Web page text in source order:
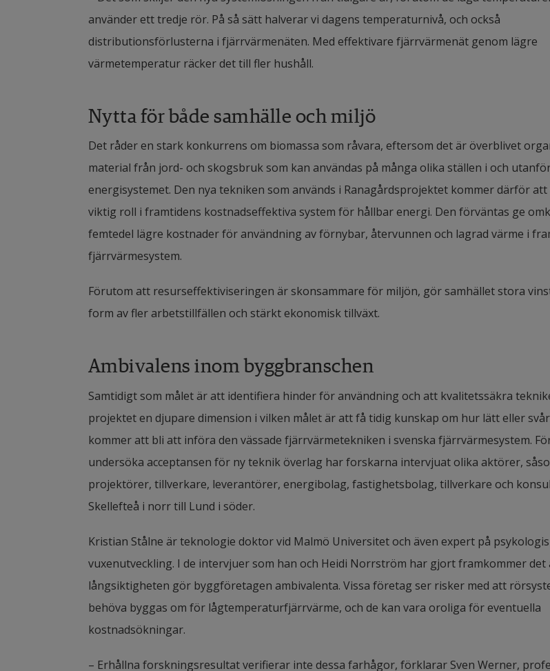
använder ett tredje rör. På så sätt halverar vi dagens temperaturnivå, och också
distributionsförlusterna i fjärrvärmenäten. Med effektivare fjärrvärmenät genom lägre
värmetemperatur räcker det till fler hushåll.
Nytta för både samhälle och miljö
Det råder en stark konkurrens om biomassa som råvara, eftersom det är överblivet
material från jord- och skogsbruk som kan användas på många olika ställen i och
energisystemet. Den nya tekniken som används i Ranagårdsprojektet kommer därför att
viktig roll i framtidens kostnadseffektiva system för hållbar energi. Den förväntas ge
femtedel lägre kostnader för användning av förnybar, återvunnen och lagrad värme i
fjärrvärmesystem.
Förutom att resurseffektiviseringen är skonsammare för miljön, gör samhället stora
form av fler arbetstillfällen och stärkt ekonomisk tillväxt.
Ambivalens inom byggbranschen
Samtidigt som målet är att identifiera hinder för användning och att kvalitetssäkra
projektet en djupare dimension i vilken målet är att få tidig kunskap om hur lätt eller
kommer att bli att införa den vässade fjärrvärmetekniken i svenska fjärrvärmesystem.
undersöka acceptansen för ny teknik överlag har forskarna intervjuat olika aktörer,
projektörer, tillverkare, leverantörer, energibolag, fastighetsbolag, tillverkare och
Skellefteå i norr till Lund i söder.
Kristian Stålne är teknologie doktor vid Malmö Universitet och även expert på
vuxenutveckling. I de intervjuer som han och Heidi Norrström har gjort framkommer det
långsiktigheten gör byggföretagen ambivalenta. Vissa företag ser risker med att
behöva byggas om för lågtemperaturfjärrvärme, och de kan vara oroliga för eventuella
kostnadsökningar.
– Erhållna forskningsresultat verifierar inte dessa farhågor, förklarar Sven Werner,